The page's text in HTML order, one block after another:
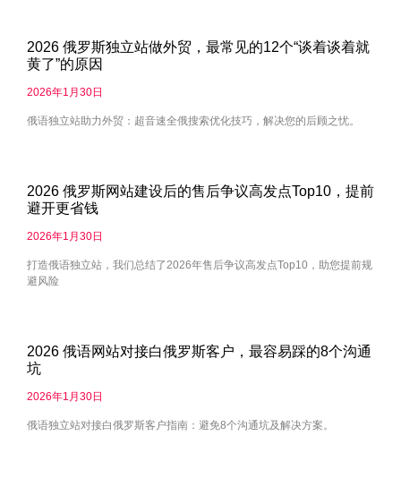
2026 俄罗斯独立站做外贸，最常见的12个“谈着谈着就
黄了”的原因
2026年1月30日
俄语独立站助力外贸：超音速全俄搜索优化技巧，解决您的后顾之忧。
2026 俄罗斯网站建设后的售后争议高发点Top10，提前
避开更省钱
2026年1月30日
打造俄语独立站，我们总结了2026年售后争议高发点Top10，助您提前规
避风险
2026 俄语网站对接白俄罗斯客户，最容易踩的8个沟通
坑
2026年1月30日
俄语独立站对接白俄罗斯客户指南：避免8个沟通坑及解决方案。